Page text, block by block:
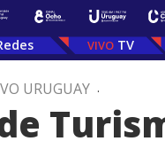
TV
URUGUAY .